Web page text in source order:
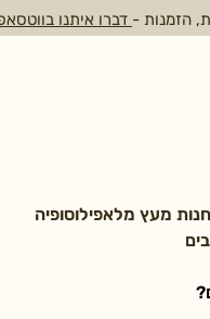
הזמנות - דברו איתנו
מעץ מלאפילוסופיה